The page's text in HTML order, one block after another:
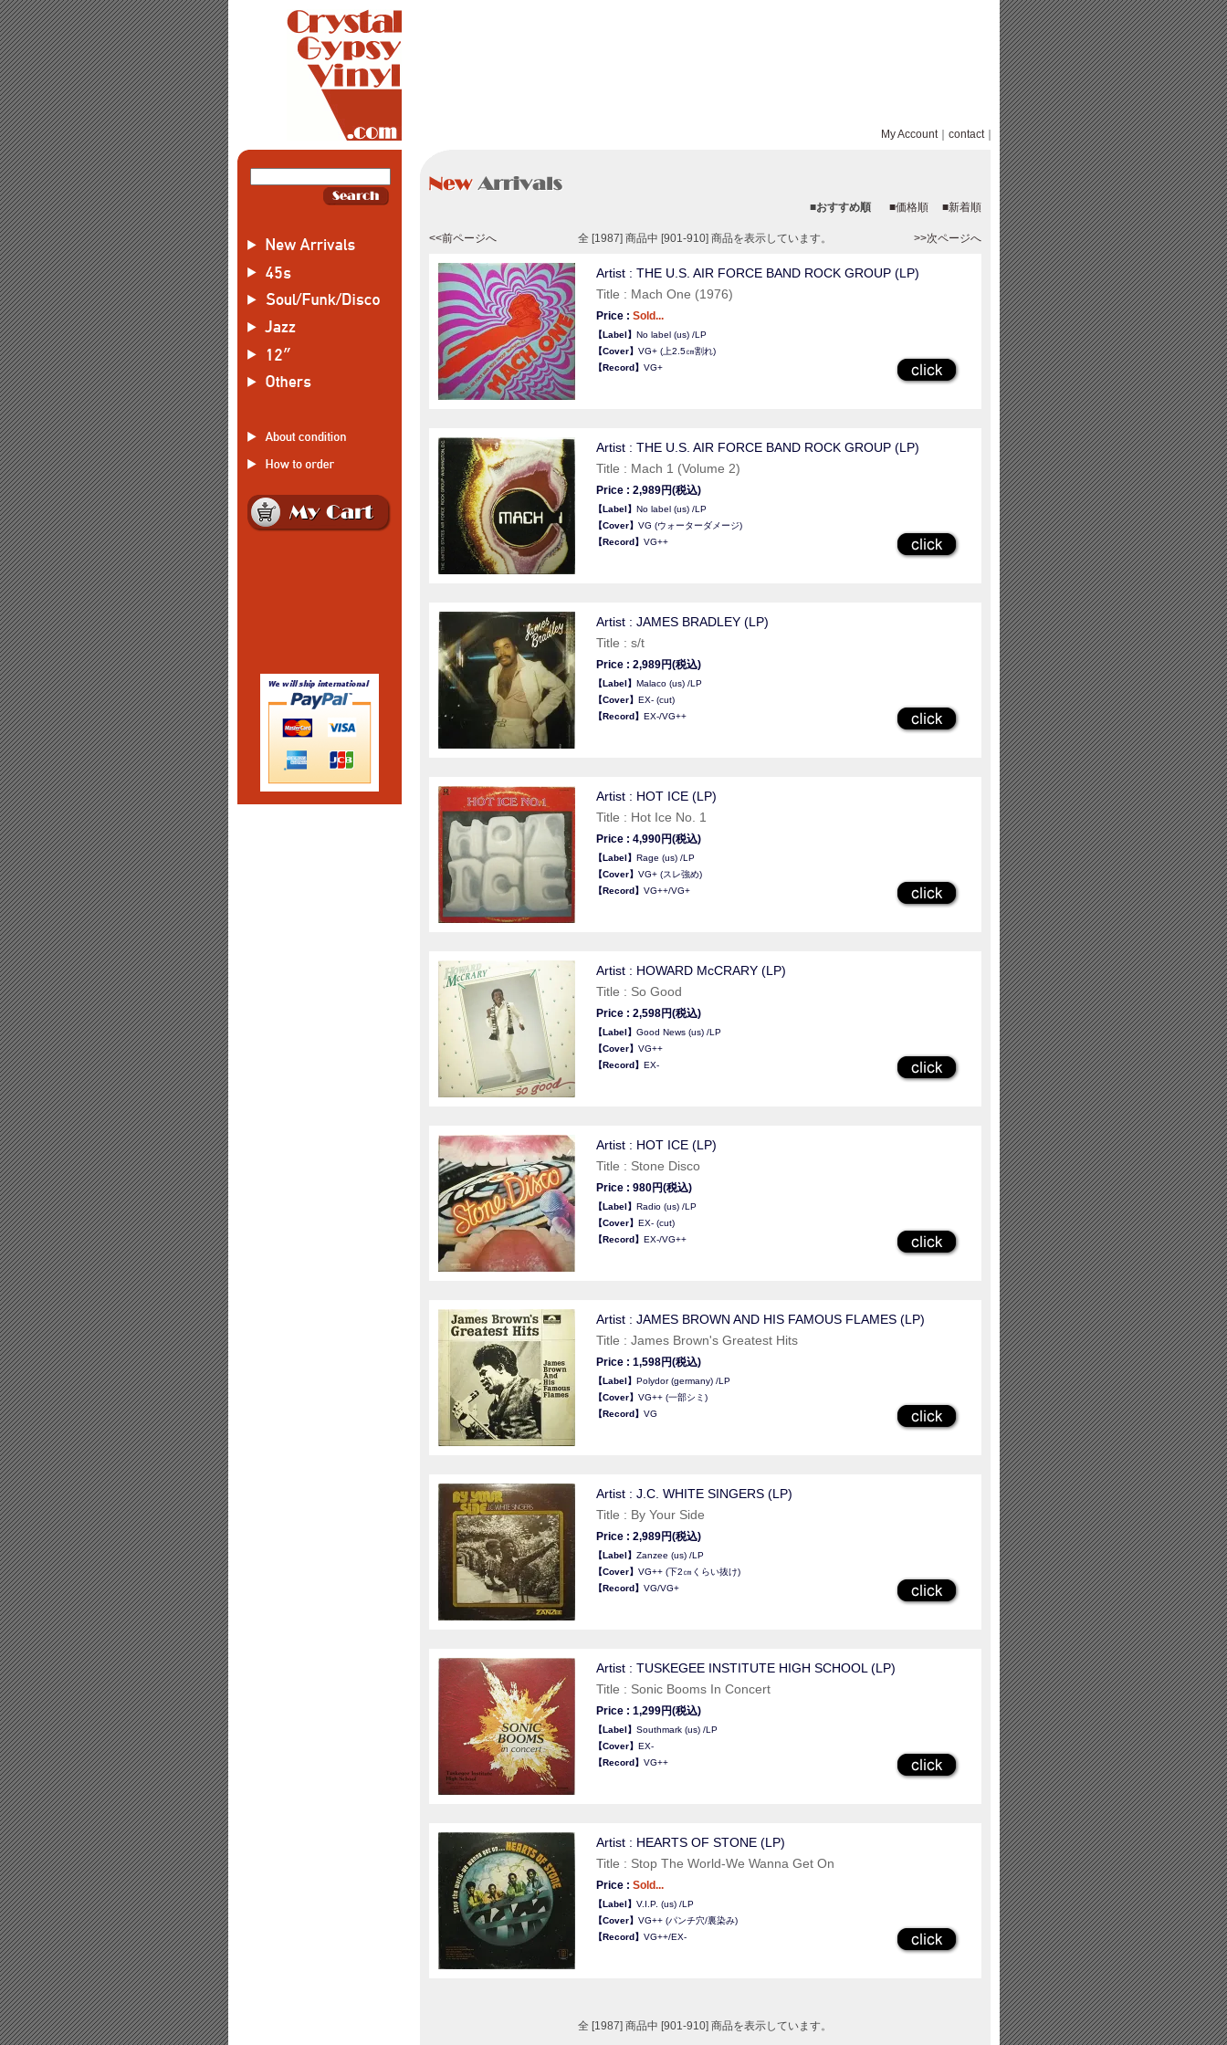
My Account｜ contact｜
■おすすめ順 ■価格順 ■新着順
<<前ページへ 全 [1987] 商品中 [901-910] 商品を表示しています。 >>次ページへ
Artist : THE U.S. AIR FORCE BAND ROCK GROUP (LP)
Title : Mach One (1976)
Price : Sold...
【Label】 No label (us) /LP
【Cover】 VG+ (上2.5㎝割れ)
【Record】 VG+
Artist : THE U.S. AIR FORCE BAND ROCK GROUP (LP)
Title : Mach 1 (Volume 2)
Price : 2,989円(税込)
【Label】 No label (us) /LP
【Cover】 VG (ウォーターダメージ)
【Record】 VG++
Artist : JAMES BRADLEY (LP)
Title : s/t
Price : 2,989円(税込)
【Label】 Malaco (us) /LP
【Cover】 EX- (cut)
【Record】 EX-/VG++
Artist : HOT ICE (LP)
Title : Hot Ice No. 1
Price : 4,990円(税込)
【Label】 Rage (us) /LP
【Cover】 VG+ (スレ強め)
【Record】 VG++/VG+
Artist : HOWARD McCRARY (LP)
Title : So Good
Price : 2,598円(税込)
【Label】 Good News (us) /LP
【Cover】 VG++
【Record】 EX-
Artist : HOT ICE (LP)
Title : Stone Disco
Price : 980円(税込)
【Label】 Radio (us) /LP
【Cover】 EX- (cut)
【Record】 EX-/VG++
Artist : JAMES BROWN AND HIS FAMOUS FLAMES (LP)
Title : James Brown's Greatest Hits
Price : 1,598円(税込)
【Label】 Polydor (germany) /LP
【Cover】 VG++ (一部シミ)
【Record】 VG
Artist : J.C. WHITE SINGERS (LP)
Title : By Your Side
Price : 2,989円(税込)
【Label】 Zanzee (us) /LP
【Cover】 VG++ (下2㎝くらい抜け)
【Record】 VG/VG+
Artist : TUSKEGEE INSTITUTE HIGH SCHOOL (LP)
Title : Sonic Booms In Concert
Price : 1,299円(税込)
【Label】 Southmark (us) /LP
【Cover】 EX-
【Record】 VG++
Artist : HEARTS OF STONE (LP)
Title : Stop The World-We Wanna Get On
Price : Sold...
【Label】 V.I.P. (us) /LP
【Cover】 VG++ (パンチ穴/裏染み)
【Record】 VG++/EX-
全 [1987] 商品中 [901-910] 商品を表示しています。